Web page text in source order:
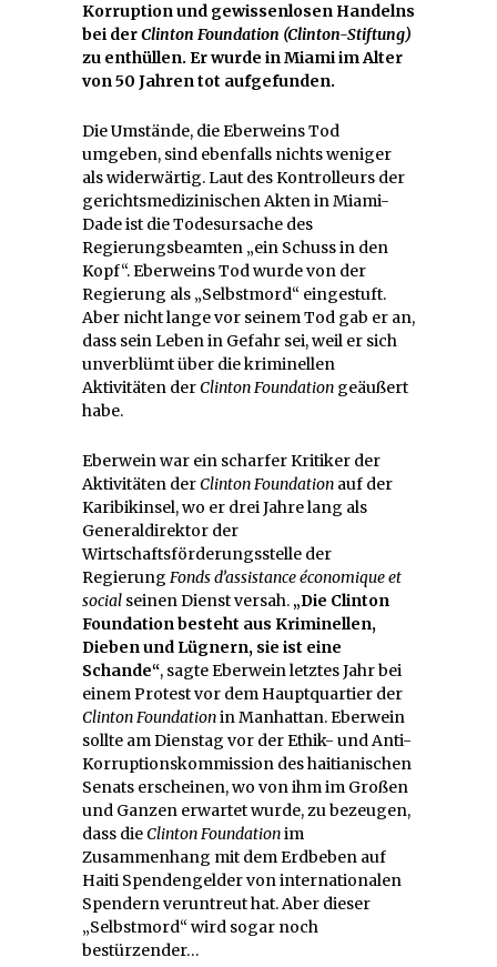
Korruption und gewissenlosen Handelns
bei derClinton Foundation (Clinton-Stiftung)
zu enthüllen. Er wurde in Miami im Alter
von 50 Jahren tot aufgefunden.
Die Umstände, die Eberweins Tod
umgeben, sind ebenfalls nichts weniger
als widerwärtig. Laut des Kontrolleurs der
gerichtsmedizinischen Akten in Miami-
Dade ist die Todesursache des
Regierungsbeamten „ein Schuss in den
Kopf“. Eberweins Tod wurde von der
Regierung als „Selbstmord“ eingestuft.
Aber nicht lange vor seinem Tod gab er an,
dass sein Leben in Gefahr sei, weil er sich
unverblümt über die kriminellen
Aktivitäten derClinton Foundation geäußert
habe.
Eberwein war ein scharfer Kritiker der
Aktivitäten derClinton Foundation auf der
Karibikinsel, wo er drei Jahre lang als
Generaldirektor der
Wirtschaftsförderungsstelle der
Regierung Fonds d’assistance économique et
social seinen Dienst versah. „Die Clinton
Foundation besteht aus Kriminellen,
Dieben und Lügnern, sie ist eine
Schande“, sagte Eberwein letztes Jahr bei
einem Protest vor dem Hauptquartier der
Clinton Foundationin Manhattan. Eberwein
sollte am Dienstag vor der Ethik- und Anti-
Korruptionskommission des haitianischen
Senats erscheinen, wo von ihm im Großen
und Ganzen erwartet wurde, zu bezeugen,
dass dieClinton Foundationim
Zusammenhang mit dem Erdbeben auf
Haiti Spendengelder von internationalen
Spendern veruntreut hat. Aber dieser
„Selbstmord“ wird sogar noch
bestürzender…